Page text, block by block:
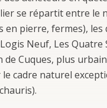
se répartit entre le
en pierre, fermes),
Neuf, Les Quatre
de Cuques, plus
cadre naturel